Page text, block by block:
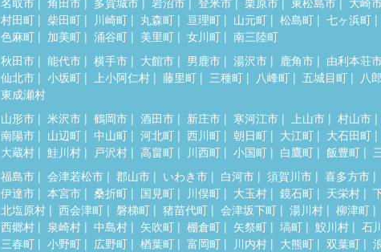
村田町
柴田町 川崎町 丸森町 亘理町 山元町 松島町
七ヶ浜町
色麻町
加美町 涌谷町 美里町 女川町 南三陸町
秋田市 能代市 横手市 大館市 男鹿市 湯沢市 鹿角市
由利本荘
仙北市
小坂町 上小阿仁村 藤里町 三種町 八峰町 五城目町
八
東成瀬村
山形市 米沢市 鶴岡市 酒田市 新庄市 寒河江市 上山市
村山市
南陽市
山辺町 中山町 河北町 西川町 朝日町 大江町
大石田町
大蔵村
鮭川村 戸沢村 高畠町 川西町 小国町 白鷹町 飯豊町
福島市 会津若松市 郡山市 いわき市 白河市 須賀川市
喜多方市
伊達市
本宮市 桑折町 国見町 川俣町 大玉村 鏡石町 天栄村
北塩原村
西会津町 磐梯町 猪苗代町 会津坂下町 湯川村
柳津町
西郷村
泉崎村 中島村 矢吹町 棚倉町 矢祭町 塙町 鮫川村
石
三春町
小野町 広野町 楢葉町 富岡町 川内村 大熊町 双葉町